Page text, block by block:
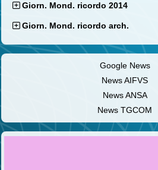
Giorn. Mond. ricordo 2014
Giorn. Mond. ricordo arch.
Google News
News AIFVS
News ANSA
News TGCOM